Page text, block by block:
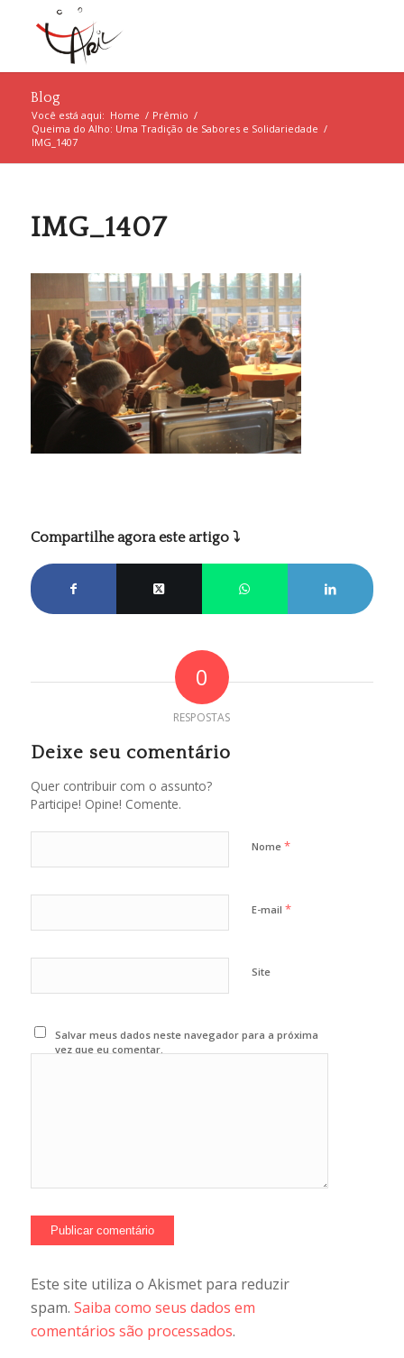
Blog
Você está aqui: Home / Prêmio /
Queima do Alho: Uma Tradição de Sabores e Solidariedade /
IMG_1407
IMG_1407
Compartilhe agora este artigo ⤵
0
RESPOSTAS
Deixe seu comentário
Quer contribuir com o assunto?
Participe! Opine! Comente.
Nome *
E-mail *
Site
Salvar meus dados neste navegador para a próxima
vez que eu comentar.
Este site utiliza o Akismet para reduzir
spam. Saiba como seus dados em
comentários são processados.